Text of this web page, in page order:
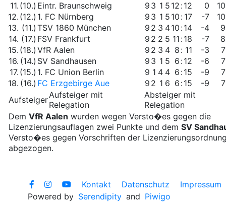
11. (10.) Eintr. Braunschweig 9 3 1 5 12 :12 0
10
12. (12.) 1. FC Nürnberg 9 3 1 5 10 : 17 -7
10
13. (11.) TSV 1860 München 9 2 3 410 :14 -4
9
14. (17.) FSV Frankfurt 9 2 2 5 11 :18 -7
8
15. (18.) VfR Aalen 9 2 3 4 8 : 11 -3
7
16. (14.) SV Sandhausen 9 3 1 5 6 :12 -6
7
17. (15.) 1. FC Union Berlin 9 1 4 4 6 :15 -9
7
18. (16.) FC Erzgebirge Aue 9 2 1 6 6 :15 -9
7
AufsteigerAufsteiger mit
Relegation
Absteiger mit
Relegation
Dem VfR Aalen wurden wegen Versto�es gegen die
Lizenzierungsauflagen zwei Punkte und dem SV
Versto�es gegen Vorschriften der
abgezogen.
Kontakt Datenschutz
Impressum
Powered by Serendipity and Piwigo